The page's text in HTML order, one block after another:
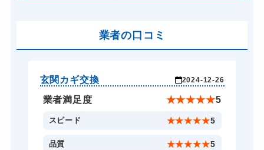
バイクカギ作成 16,500円～(税込)
金庫カギ開け 14,300円～(税込)
金庫カギ交換 11,000円～(税込)
業者の口コミ
玄関カギ交換 2024-12-26
業者満足度 ★★★★★5
スピード ★★★★★5
品質 ★★★★★5